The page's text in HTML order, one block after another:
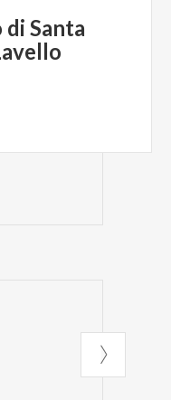
Santa